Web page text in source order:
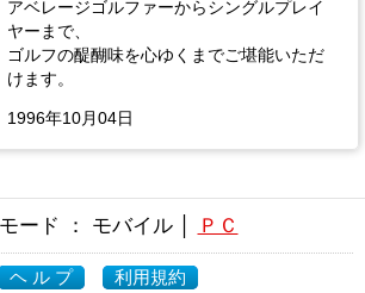
アベレージゴルファーからシングルプレイ
ヤーまで、
ゴルフの醍醐味を心ゆくまでご堪能いただ
けます。
1996年10月04日
ード ： モバイル │ ＰＣ
ヘ ル プ 利用規約